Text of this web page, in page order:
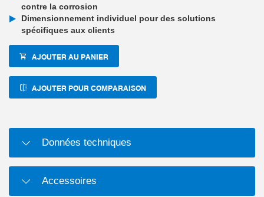
contre la corrosion
Dimensionnement individuel pour des solutions
spécifiques aux clients
AJOUTER AU PANIER
AJOUTER POUR COMPARAISON
Données techniques
Accessoires